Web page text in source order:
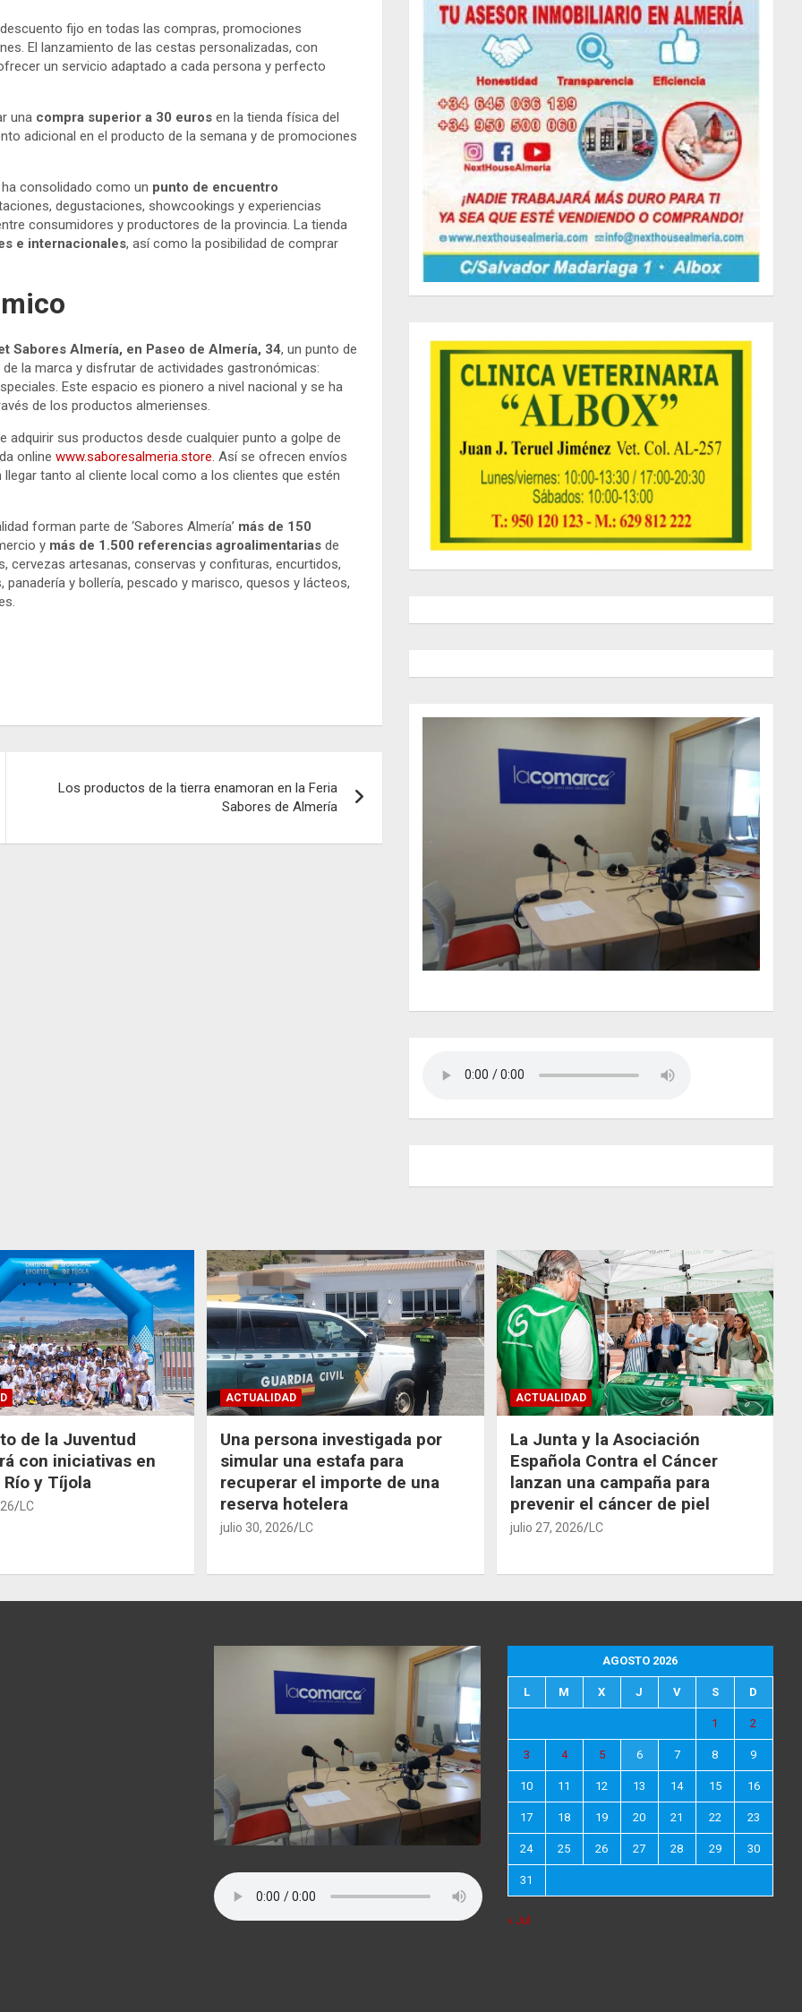
fijo en todas las compras, promociones
El lanzamiento de las cestas personalizadas, con
un servicio adaptado a cada persona y perfecto
una compra superior a 30 euros en la tienda física del
adicional en el producto de la semana y de promociones
consolidado como un punto de encuentro
degustaciones, showcookings y experiencias
consumidores y productores de la provincia. La tienda
e internacionales, así como la posibilidad de comprar
Sabores Almería, en Paseo de Almería, 34, un punto de
la marca y disfrutar de actividades gastronómicas:
Este espacio es pionero a nivel nacional y se ha
de los productos almerienses.
adquirir sus productos desde cualquier punto a golpe de
online www.saboresalmeria.store. Así se ofrecen envíos
tanto al cliente local como a los clientes que estén
forman parte de ‘Sabores Almería’ más de 150
y más de 1.500 referencias agroalimentarias de
artesanas, conservas y confituras, encurtidos,
y bollería, pescado y marisco, quesos y lácteos,
Los productos de la tierra enamoran en la Feria
Sabores de Almería
de la Juventud
con iniciativas en
Río y Tíjola
LC
ACTUALIDAD
Una persona investigada por
simular una estafa para
recuperar el importe de una
reserva hotelera
julio 30, 2026 LC
ACTUALIDAD
La Junta y la Asociación
Española Contra el Cáncer
lanzan una campaña para
prevenir el cáncer de piel
julio 27, 2026 LC
AGOSTO 2026
L M X J V S D
1 2
3 4 5 6 7 8 9
10 11 12 13 14 15 16
17 18 19 20 21 22 23
24 25 26 27 28 29 30
31
« Jul